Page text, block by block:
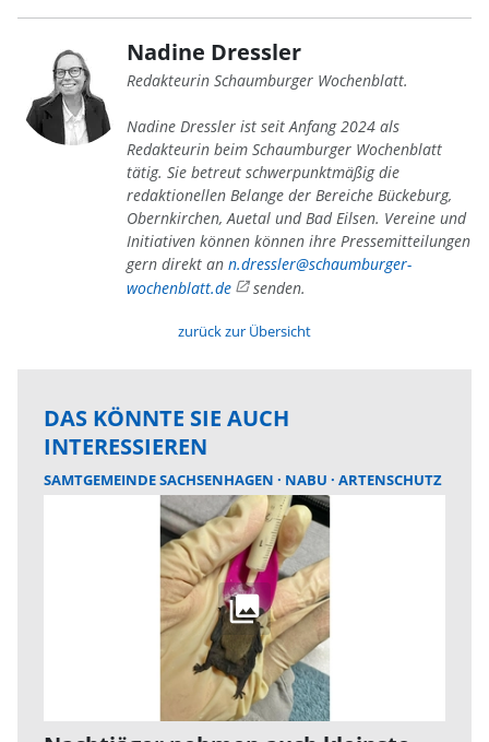
Nadine Dressler
Redakteurin Schaumburger Wochenblatt.
Nadine Dressler ist seit Anfang 2024 als
Redakteurin beim Schaumburger Wochenblatt
tätig. Sie betreut schwerpunktmäßig die
redaktionellen Belange der Bereiche Bückeburg,
Obernkirchen, Auetal und Bad Eilsen. Vereine und
Initiativen können können ihre Pressemitteilungen
gern direkt an n.dressler@schaumburger-
wochenblatt.de
senden.
zurück zur Übersicht
DAS KÖNNTE SIE AUCH
INTERESSIEREN
SAMTGEMEINDE SACHSENHAGEN NABU ARTENSCHUTZ